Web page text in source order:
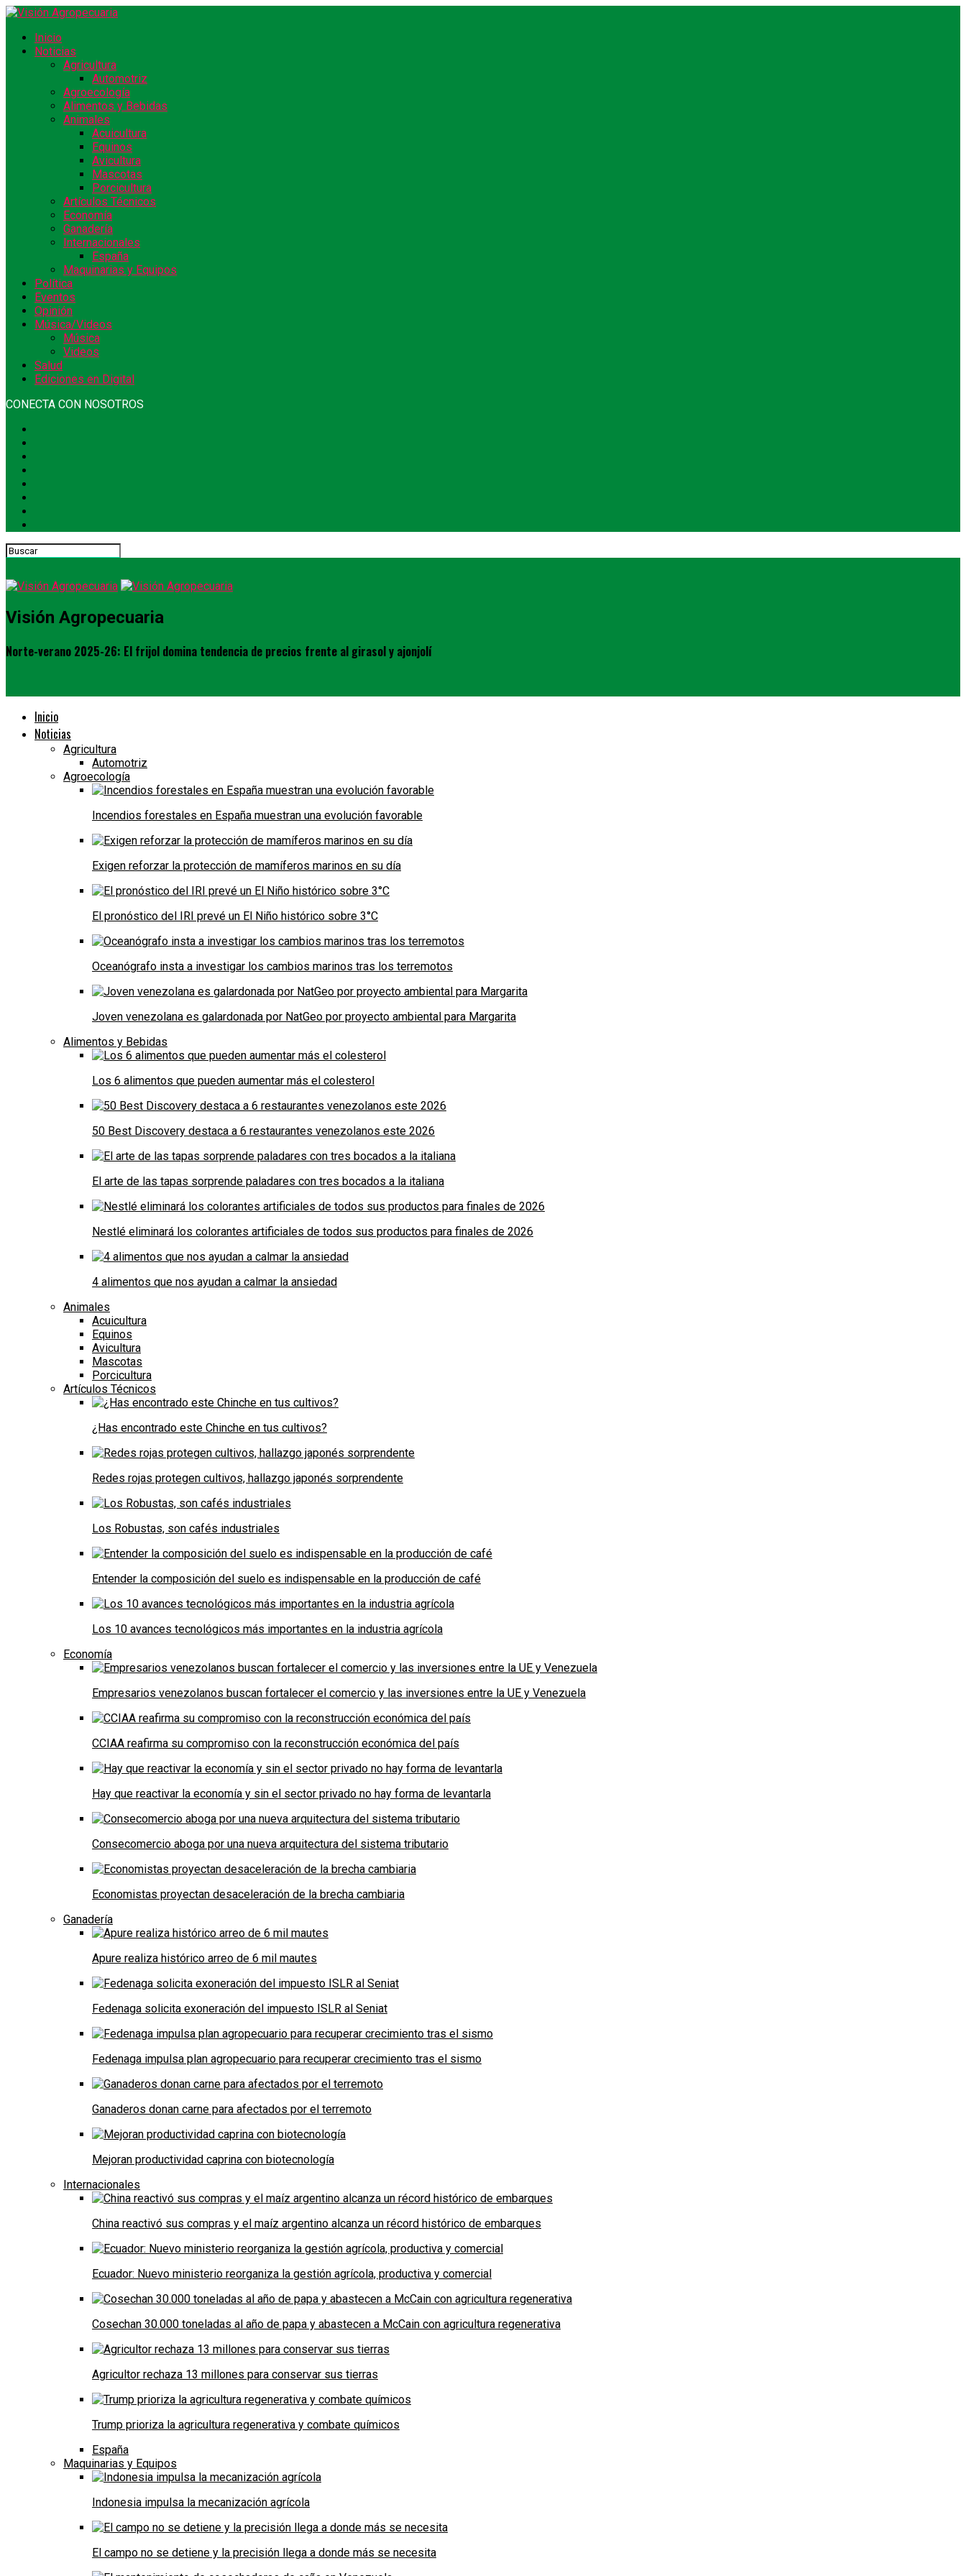
Inicio
Noticias
Agricultura
Automotriz
Agroecología
Alimentos y Bebidas
Animales
Acuicultura
Equinos
Avicultura
Mascotas
Porcicultura
Artículos Técnicos
Economía
Ganadería
Internacionales
España
Maquinarias y Equipos
Política
Eventos
Opinión
Música/Videos
Música
Videos
Salud
Ediciones en Digital
CONECTA CON NOSOTROS
Visión Agropecuaria
Norte-verano 2025-26: El frijol domina tendencia de precios frente al girasol y ajonjolí
Inicio
Noticias
Agricultura
Automotriz
Agroecología
Incendios forestales en España muestran una evolución favorable
Exigen reforzar la protección de mamíferos marinos en su día
El pronóstico del IRI prevé un El Niño histórico sobre 3°C
Oceanógrafo insta a investigar los cambios marinos tras los terremotos
Joven venezolana es galardonada por NatGeo por proyecto ambiental para Margarita
Alimentos y Bebidas
Los 6 alimentos que pueden aumentar más el colesterol
50 Best Discovery destaca a 6 restaurantes venezolanos este 2026
El arte de las tapas sorprende paladares con tres bocados a la italiana
Nestlé eliminará los colorantes artificiales de todos sus productos para finales de 2026
4 alimentos que nos ayudan a calmar la ansiedad
Animales
Acuicultura
Equinos
Avicultura
Mascotas
Porcicultura
Artículos Técnicos
¿Has encontrado este Chinche en tus cultivos?
Redes rojas protegen cultivos, hallazgo japonés sorprendente
Los Robustas, son cafés industriales
Entender la composición del suelo es indispensable en la producción de café
Los 10 avances tecnológicos más importantes en la industria agrícola
Economía
Empresarios venezolanos buscan fortalecer el comercio y las inversiones entre la UE y Venezuela
CCIAA reafirma su compromiso con la reconstrucción económica del país
Hay que reactivar la economía y sin el sector privado no hay forma de levantarla
Consecomercio aboga por una nueva arquitectura del sistema tributario
Economistas proyectan desaceleración de la brecha cambiaria
Ganadería
Apure realiza histórico arreo de 6 mil mautes
Fedenaga solicita exoneración del impuesto ISLR al Seniat
Fedenaga impulsa plan agropecuario para recuperar crecimiento tras el sismo
Ganaderos donan carne para afectados por el terremoto
Mejoran productividad caprina con biotecnología
Internacionales
China reactivó sus compras y el maíz argentino alcanza un récord histórico de embarques
Ecuador: Nuevo ministerio reorganiza la gestión agrícola, productiva y comercial
Cosechan 30.000 toneladas al año de papa y abastecen a McCain con agricultura regenerativa
Agricultor rechaza 13 millones para conservar sus tierras
Trump prioriza la agricultura regenerativa y combate químicos
España
Maquinarias y Equipos
Indonesia impulsa la mecanización agrícola
El campo no se detiene y la precisión llega a donde más se necesita